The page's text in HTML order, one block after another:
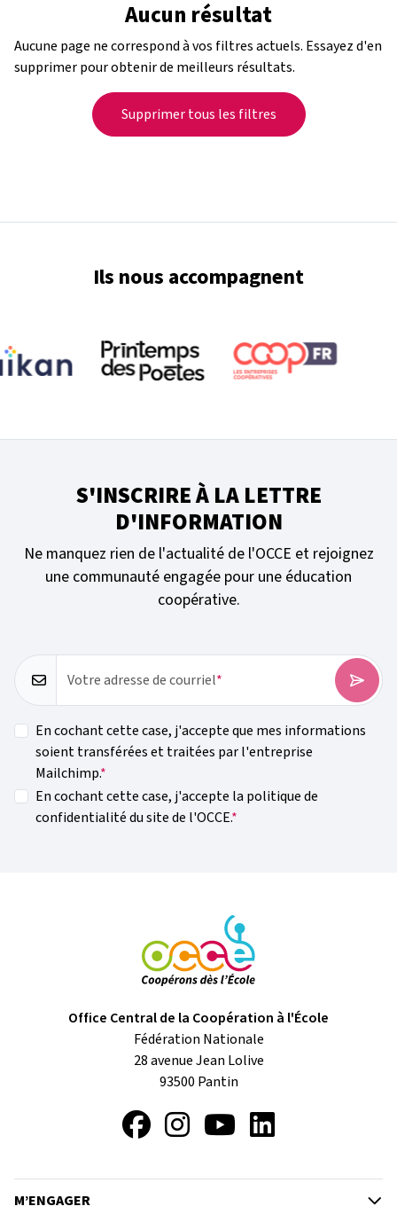
Aucun résultat
Aucune page ne correspond à vos filtres actuels. Essayez d'en
supprimer pour obtenir de meilleurs résultats.
Supprimer tous les filtres
Ils nous accompagnent
S'INSCRIRE À LA LETTRE
D'INFORMATION
Ne manquez rien de l'actualité de l'OCCE et rejoignez
une communauté engagée pour une éducation
coopérative.
Votre adresse de courriel
En cochant cette case, j'accepte que mes informations
soient transférées et traitées par l'entreprise
Mailchimp.
En cochant cette case, j'accepte la politique de
confidentialité du site de l'OCCE.
Office Central de la Coopération à l'École
Fédération Nationale
28 avenue Jean Lolive
93500 Pantin
FacebookInstagramYouTube
M’ENGAGER